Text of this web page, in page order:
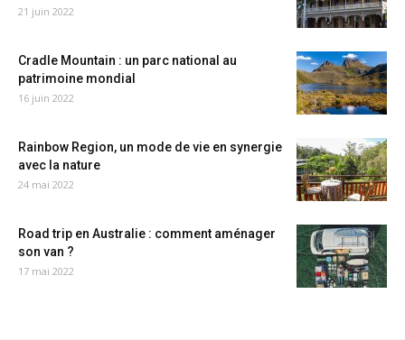
21 juin 2022
Cradle Mountain : un parc national au
patrimoine mondial
16 juin 2022
Rainbow Region, un mode de vie en synergie
avec la nature
24 mai 2022
Road trip en Australie : comment aménager
son van ?
17 mai 2022